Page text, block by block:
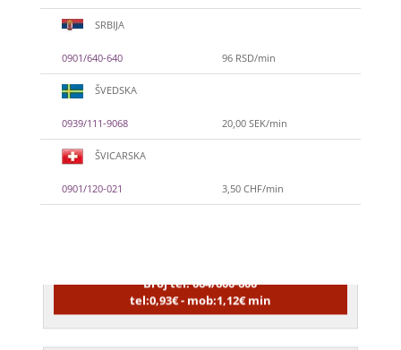
SRBIJA
0901/640-640 96 RSD/min
ŠVEDSKA
0939/111-9068 20,00 SEK/min
ŠVICARSKA
0901/120-021 3,50 CHF/min
VIKTORIJA
Tarot savjetnik je zauzet
tel:0,93€ - mob:1,12€ min